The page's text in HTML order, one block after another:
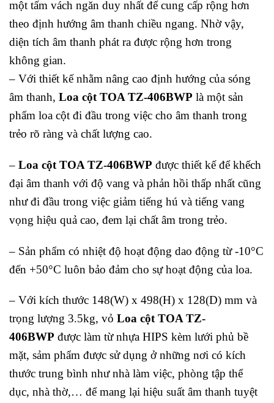
một tấm vách ngăn duy nhất để cung cấp rộng hơn
theo định hướng âm thanh chiều ngang. Nhờ vậy,
diện tích âm thanh phát ra được rộng hơn trong
không gian.
– Với thiết kế nhằm nâng cao định hướng của sóng
âm thanh, Loa cột TOA TZ-406BWP là một sản
phẩm loa cột đi đầu trong việc cho âm thanh trong
trẻo rõ ràng và chất lượng cao.
– Loa cột TOA TZ-406BWP được thiết kế để khếch
đại âm thanh với độ vang và phản hồi thấp nhất cũng
như đi đầu trong việc giảm tiếng hú và tiếng vang
vọng hiệu quả cao, đem lại chất âm trong trẻo.
– Sản phẩm có nhiệt độ hoạt động dao động từ -10°C
đến +50°C luôn bảo đảm cho sự hoạt động của loa.
– Với kích thước 148(W) x 498(H) x 128(D) mm và
trọng lượng 3.5kg, vỏ Loa cột TOA TZ-
406BWP được làm từ nhựa HIPS kèm lưới phủ bề
mặt, sảm phẩm được sử dụng ở những nơi có kích
thước trung bình như nhà làm việc, phòng tập thể
dục, nhà thờ,… để mang lại hiệu suất âm thanh tuyệt